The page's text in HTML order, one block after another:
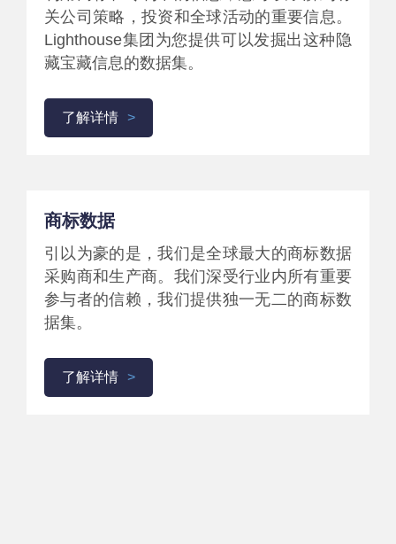
关公司策略，投资和全球活动的重要信息。
Lighthouse集团为您提供可以发掘出这种隐
藏宝藏信息的数据集。
了解详情
商标数据
引以为豪的是，我们是全球最大的商标数据
采购商和生产商。我们深受行业内所有重要
参与者的信赖，我们提供独一无二的商标数
据集。
了解详情